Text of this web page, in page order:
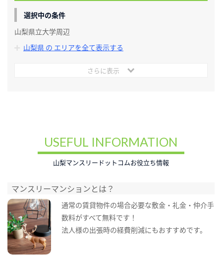
選択中の条件
山梨県立大学周辺
山梨県 の エリアを全て表示する
さらに表示
USEFUL INFORMATION
山梨マンスリードットコムお役立ち情報
マンスリーマンションとは？
通常の賃貸物件の場合必要な敷金・礼金・仲介手
数料がすべて無料です！
法人様の出張時の経費削減にもおすすめです。